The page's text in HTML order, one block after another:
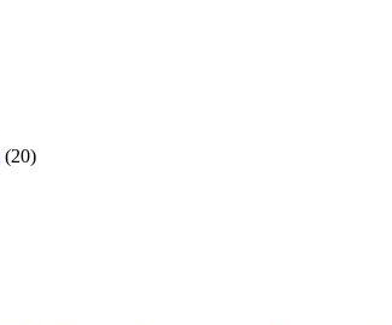
(20)